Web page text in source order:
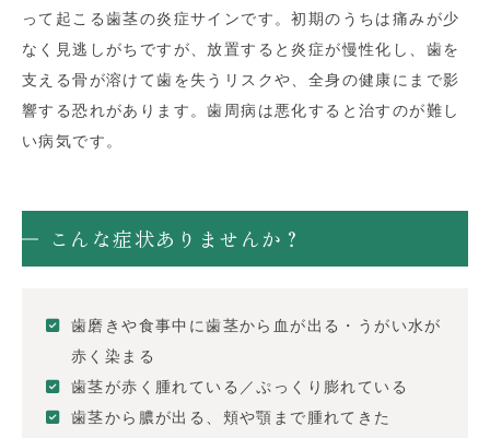
って起こる歯茎の炎症サインです。初期のうちは痛みが少
なく見逃しがちですが、放置すると炎症が慢性化し、歯を
支える骨が溶けて歯を失うリスクや、全身の健康にまで影
響する恐れがあります。歯周病は悪化すると治すのが難し
い病気です。
こんな症状ありませんか？
歯磨きや食事中に歯茎から血が出る・うがい水が
赤く染まる
歯茎が赤く腫れている／ぷっくり膨れている
歯茎から膿が出る、頬や顎まで腫れてきた